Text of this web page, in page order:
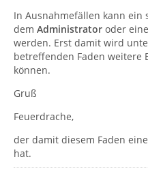
In Ausnahmefällen kann ein
dem Administrator oder
werden. Erst damit wird
betreffenden Faden weitere
können.
Gruß
Feuerdrache,
der damit diesem Faden
hat.